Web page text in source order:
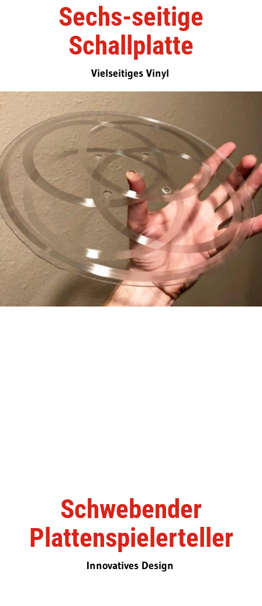
Sechs-seitige
Schallplatte
Vielseitiges Vinyl
Schwebender
Plattenspielerteller
Innovatives Design